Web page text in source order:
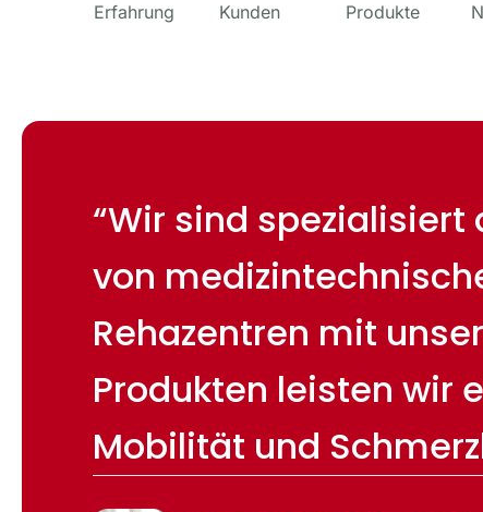
Erfahrung
Kunden
Produkte
“Wir sind
von
Rehazentren mit
Produkten leisten wir
Mobilität und